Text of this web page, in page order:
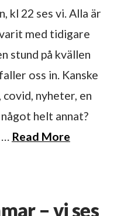
kl 22 ses vi. Alla är
med tidigare
stund på kvällen
oss in. Kanske
nyheter, en
helt annat?
… Read More
– vi ses